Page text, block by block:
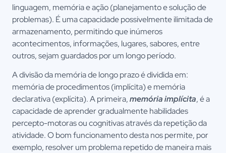
linguagem, memória e ação (planejamento e solução de
problemas). É uma capacidade possivelmente ilimitada de
armazenamento, permitindo que inúmeros
acontecimentos, informações, lugares, sabores, entre
outros, sejam guardados por um longo período.
A divisão da memória de longo prazo é dividida em:
memória de procedimentos (implícita) e memória
declarativa (explícita). A primeira,memória implícita, é a
capacidade de aprender gradualmente habilidades
percepto-motoras ou cognitivas através da repetição da
atividade. O bom funcionamento desta nos permite, por
exemplo, resolver um problema repetido de maneira mais